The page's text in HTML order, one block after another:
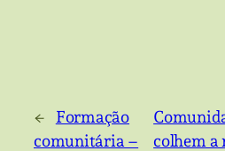
←
Formação
comunitária –
colhem a